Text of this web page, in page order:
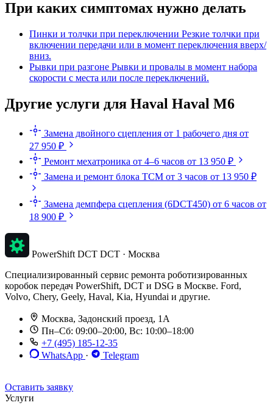
При каких симптомах нужно делать
Пинки и толчки при переключении Резкие толчки при
включении передачи или в момент переключения вверх/
вниз.
Рывки при разгоне Рывки и провалы в момент набора
скорости с места или после переключений.
Другие услуги для Haval Haval M6
Замена двойного сцепления от 1 рабочего дня от
27 950 ₽
Ремонт мехатроника от 4–6 часов от 13 950 ₽
Замена и ремонт блока TCM от 3 часов от 13 950 ₽
Замена демпфера сцепления (6DCT450) от 6 часов от
18 900 ₽
PowerShift DCT DCT · Москва
Специализированный сервис ремонта роботизированных
коробок передач PowerShift, DCT и DSG в Москве. Ford,
Volvo, Chery, Geely, Haval, Kia, Hyundai и другие.
Москва, Задонский проезд, 1А
Пн–Сб: 09:00–20:00, Вс: 10:00–18:00
+7 (495) 185-12-35
WhatsApp ·
Telegram
Оставить заявку
Услуги